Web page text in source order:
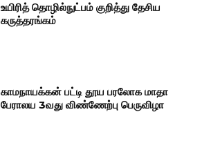
உயிரித் தொழில்நுட்பம் குறித்து தேசிய
கருத்தரங்கம்
காமநாயக்கன் பட்டி தூய பரலோக மாதா
பேராலய 3வது விண்ணேற்பு பெருவிழா